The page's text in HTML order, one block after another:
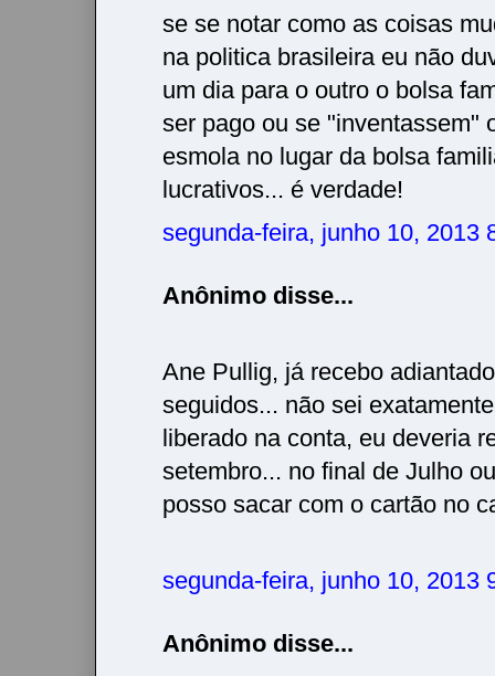
se se notar como as coisas
na politica brasileira eu não
um dia para o outro o bolsa
ser pago ou se "inventassem"
esmola no lugar da bolsa
lucrativos... é verdade!
segunda-feira, junho 10, 2013
Anônimo disse...
Ane Pullig, já recebo
seguidos... não sei
liberado na conta, eu deveria
setembro... no final de Julho
posso sacar com o cartão no
segunda-feira, junho 10, 2013
Anônimo disse...